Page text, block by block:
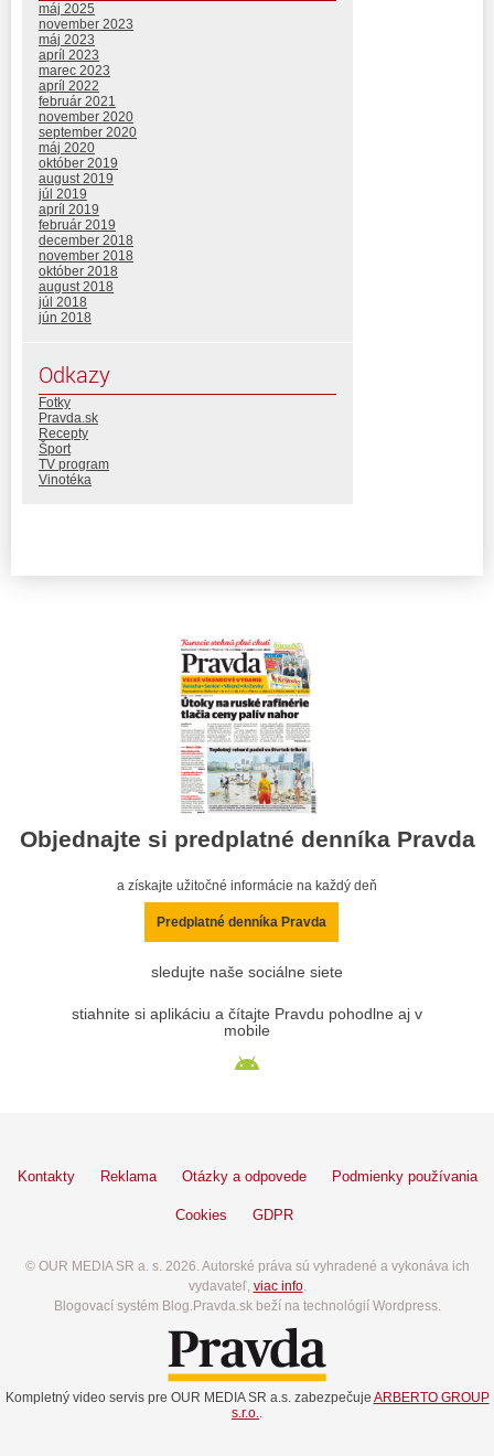
máj 2025
november 2023
máj 2023
apríl 2023
marec 2023
apríl 2022
február 2021
november 2020
september 2020
máj 2020
október 2019
august 2019
júl 2019
apríl 2019
február 2019
december 2018
november 2018
október 2018
august 2018
júl 2018
jún 2018
Odkazy
Fotky
Pravda.sk
Recepty
Šport
TV program
Vinotéka
Objednajte si predplatné denníka Pravda
a získajte užitočné informácie na každý deň
Predplatné denníka Pravda
sledujte naše sociálne siete
stiahnite si aplikáciu a čítajte Pravdu pohodlne aj v
mobile
Kontakty Reklama Otázky a odpovede Podmienky používania
Cookies GDPR
© OUR MEDIA SR a. s. 2026. Autorské práva sú vyhradené a vykonáva ich
vydavateľ, viac info.
Blogovací systém Blog.Pravda.sk beží na technológií Wordpress.
Kompletný video servis pre OUR MEDIA SR a.s. zabezpečuje ARBERTO GROUP
s.r.o.